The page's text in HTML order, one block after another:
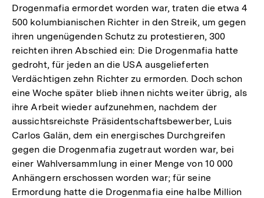
Drogenmafia ermordet worden war, traten die etwa 4
500 kolumbianischen Richter in den Streik, um gegen
ihren ungenügenden Schutz zu protestieren, 300
reichten ihren Abschied ein: Die Drogenmafia hatte
gedroht, für jeden an die USA ausgelieferten
Verdächtigen zehn Richter zu ermorden. Doch schon
eine Woche später blieb ihnen nichts weiter übrig, als
ihre Arbeit wieder aufzunehmen, nachdem der
aussichtsreichste Präsidentschaftsbewerber, Luis
Carlos Galän, dem ein energisches Durchgreifen
gegen die Drogenmafia zugetraut worden war, bei
einer Wahlversammlung in einer Menge von 10 000
Anhängern erschossen worden war; für seine
Ermordung hatte die Drogenmafia eine halbe Million